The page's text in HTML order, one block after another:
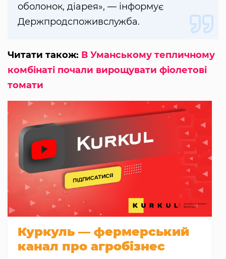
оболонок, діарея», — інформує
Держпродспоживслужба.
Читати також: В Уманському тепличному
комбінаті почали вирощувати фіолетові
томати
Куркуль — фермерський
канал про агробізнес